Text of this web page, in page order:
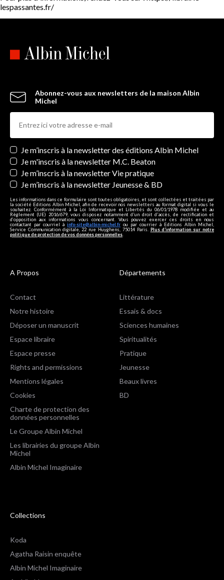
lespassantes.fr/
Abonnez-vous aux newsletters de la maison Albin
Michel
Newsletters
Je m’inscris à la newsletter des éditions Albin Michel
Je m'inscris à la newsletter M.C. Beaton
Je m’inscris à la newsletter Vie pratique
Je m’inscris à la newsletter Jeunesse & BD
Les informations dans ce formulaire sont toutes obligatoires, et sont collectées et traitées par
la société Editions Albin Michel, afin de recevoir nos newsletters au format digital si vous le
souhaitez. Conformément à la Loi Informatique et Libertés du 06/01/1978 modifiée et au
Règlement (UE) 2016/679, vous disposez notamment d'un droit d'accès, de rectification et
d’opposition aux informations vous concernant. Vous pouvez exercer ces droits en nous
contactant par courriel à info-site@albin-michel.fr ou par courrier à Editions Albin Michel,
Service Communication digitale, 22 rue Huyghens, 75014 Paris. Plus d’information sur notre
politique de protection de vos données personnelles
A Propos
Contact
Notre histoire
Déposer un manuscrit
Espace libraire
Espace presse
Rights and permissions
Mentions légales
Cookies
Charte de protection des
données personnelles
Le Groupe Albin Michel
Les librairies du groupe Albin
Michel
Albin Michel Imaginaire
Départements
Littérature
Essais & docs
Sciences humaines
Spiritualités
Pratique
Jeunesse
Beaux livres
BD
Collections
Koda
Agatha Raisin enquête
Albin Michel Imaginaire